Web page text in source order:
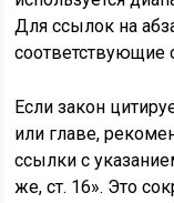
Для ссылок на
соответствующие
Если закон
или главе,
ссылки с
же, ст. 16». Это